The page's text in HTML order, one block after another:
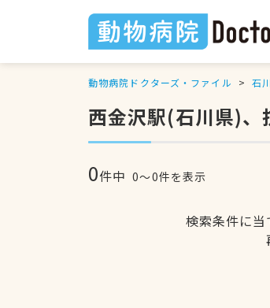
動物病院ドクターズ・ファイル 石
西金沢駅(石川県)、
0件中 0〜0件を表示
検索条件に当